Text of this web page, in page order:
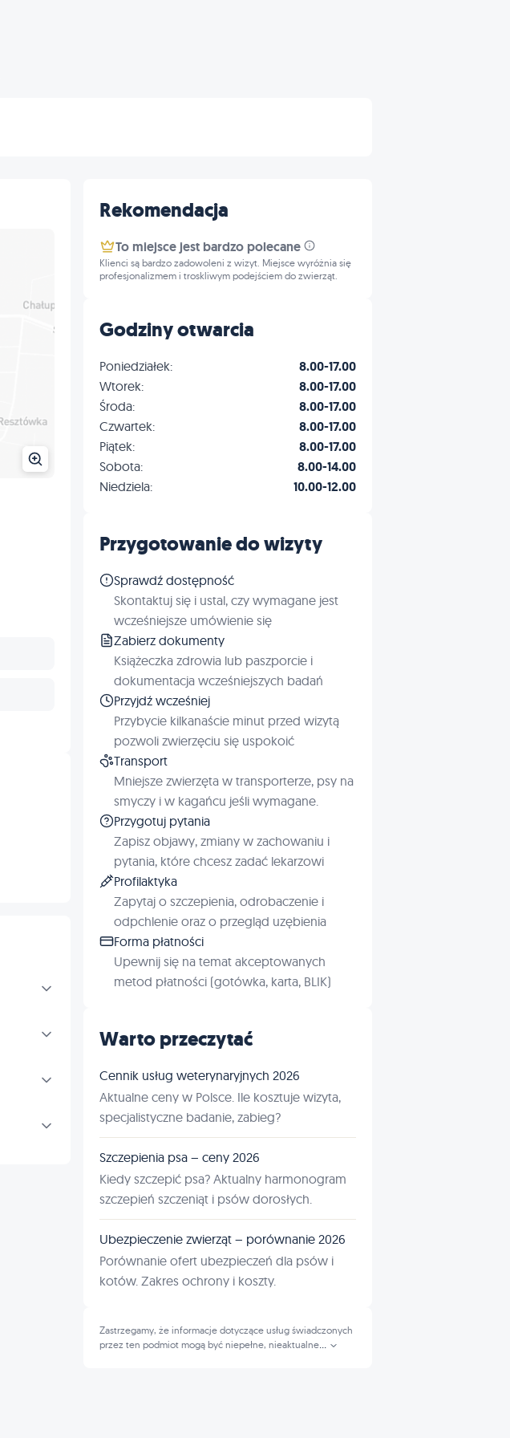
Rekomendacja
To miejsce jest bardzo polecane
Klienci są bardzo zadowoleni z wizyt. Miejsce wyróżnia się
profesjonalizmem i troskliwym podejściem do zwierząt.
Godziny otwarcia
Poniedziałek: 8.00-17.00
Wtorek: 8.00-17.00
Środa: 8.00-17.00
Czwartek: 8.00-17.00
Piątek: 8.00-17.00
Sobota: 8.00-14.00
Niedziela: 10.00-12.00
Przygotowanie do wizyty
Sprawdź dostępność
Skontaktuj się i ustal, czy wymagane jest
wcześniejsze umówienie się
Zabierz dokumenty
Książeczka zdrowia lub paszporcie i
dokumentacja wcześniejszych badań
Przyjdź wcześniej
Przybycie kilkanaście minut przed wizytą
pozwoli zwierzęciu się uspokoić
Transport
Mniejsze zwierzęta w transporterze, psy na
smyczy i w kagańcu jeśli wymagane.
Przygotuj pytania
Zapisz objawy, zmiany w zachowaniu i
pytania, które chcesz zadać lekarzowi
Profilaktyka
Zapytaj o szczepienia, odrobaczenie i
odpchlenie oraz o przegląd uzębienia
Forma płatności
Upewnij się na temat akceptowanych
metod płatności (gotówka, karta, BLIK)
Warto przeczytać
Cennik usług weterynaryjnych 2026
Aktualne ceny w Polsce. Ile kosztuje wizyta,
specjalistyczne badanie, zabieg?
Szczepienia psa – ceny 2026
Kiedy szczepić psa? Aktualny harmonogram
szczepień szczeniąt i psów dorosłych.
Ubezpieczenie zwierząt – porównanie 2026
Porównanie ofert ubezpieczeń dla psów i
kotów. Zakres ochrony i koszty.
Zastrzegamy, że informacje dotyczące usług świadczonych
przez ten podmiot mogą być niepełne, nieaktualne...